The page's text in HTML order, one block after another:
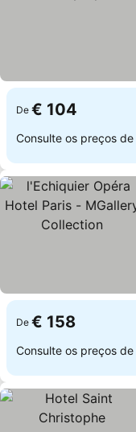
De € 104
Consulte os preços de
De € 158
Consulte os preços de